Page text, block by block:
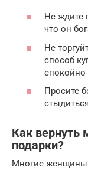
Не ждите
что он
Не
способ
спокойно
Просите
Как вернуть
подарки?
Многие женщины